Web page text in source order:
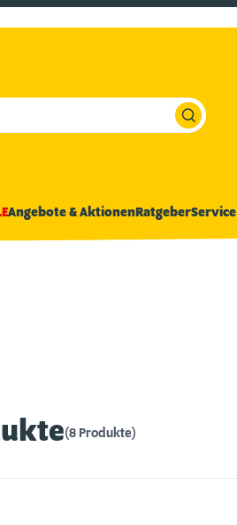
Angebote & AktionenRatgeberService
(8 Produkte)